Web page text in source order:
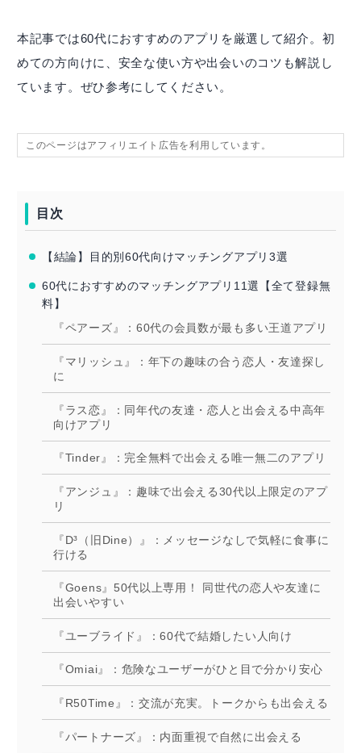
本記事では60代におすすめのアプリを厳選して紹介。初
めての方向けに、安全な使い方や出会いのコツも解説し
ています。ぜひ参考にしてください。
このページはアフィリエイト広告を利用しています。
目次
【結論】目的別60代向けマッチングアプリ3選
60代におすすめのマッチングアプリ11選【全て登録無
料】
『ペアーズ』：60代の会員数が最も多い王道アプリ
『マリッシュ』：年下の趣味の合う恋人・友達探し
に
『ラス恋』：同年代の友達・恋人と出会える中高年
向けアプリ
『Tinder』：完全無料で出会える唯一無二のアプリ
『アンジュ』：趣味で出会える30代以上限定のアプ
リ
『D³（旧Dine）』：メッセージなしで気軽に食事に
行ける
『Goens』50代以上専用！ 同世代の恋人や友達に
出会いやすい
『ユーブライド』：60代で結婚したい人向け
『Omiai』：危険なユーザーがひと目で分かり安心
『R50Time』：交流が充実。トークからも出会える
『パートナーズ』：内面重視で自然に出会える